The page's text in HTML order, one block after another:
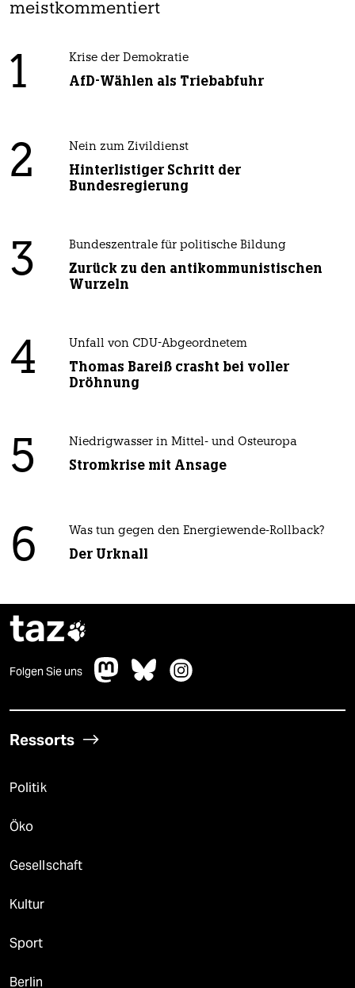
meistkommentiert
1 Krise der Demokratie
AfD-Wählen als Triebabfuhr
2 Nein zum Zivildienst
Hinterlistiger Schritt der
Bundesregierung
3 Bundeszentrale für politische Bildung
Zurück zu den antikommunistischen
Wurzeln
4 Unfall von CDU-Abgeordnetem
Thomas Bareiß crasht bei voller
Dröhnung
5 Niedrigwasser in Mittel- und Osteuropa
Stromkrise mit Ansage
6 Was tun gegen den Energiewende-Rollback?
Der Urknall
taz
Folgen Sie uns
Ressorts
Politik
Öko
Gesellschaft
Kultur
Sport
Berlin